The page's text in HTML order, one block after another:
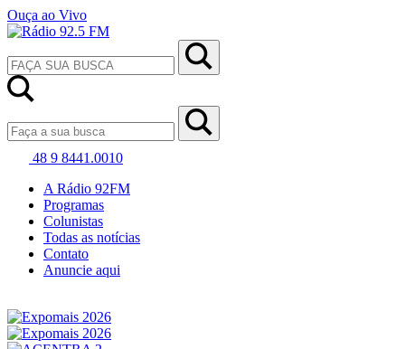
Ouça ao Vivo
48 9 8441.0010
A Rádio 92FM
Programas
Colunistas
Todas as notícias
Contato
Anuncie aqui